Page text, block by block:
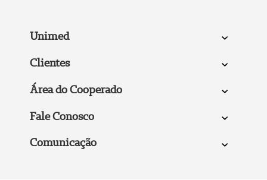
Unimed
Clientes
Área do Cooperado
Fale Conosco
Comunicação